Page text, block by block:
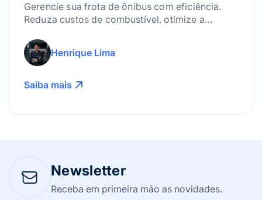
Gerencie sua frota de ônibus com eficiência.
Reduza custos de combustível, otimize a
mais!
Henrique Lima
Saiba mais
Newsletter
Receba em primeira mão as novidades.